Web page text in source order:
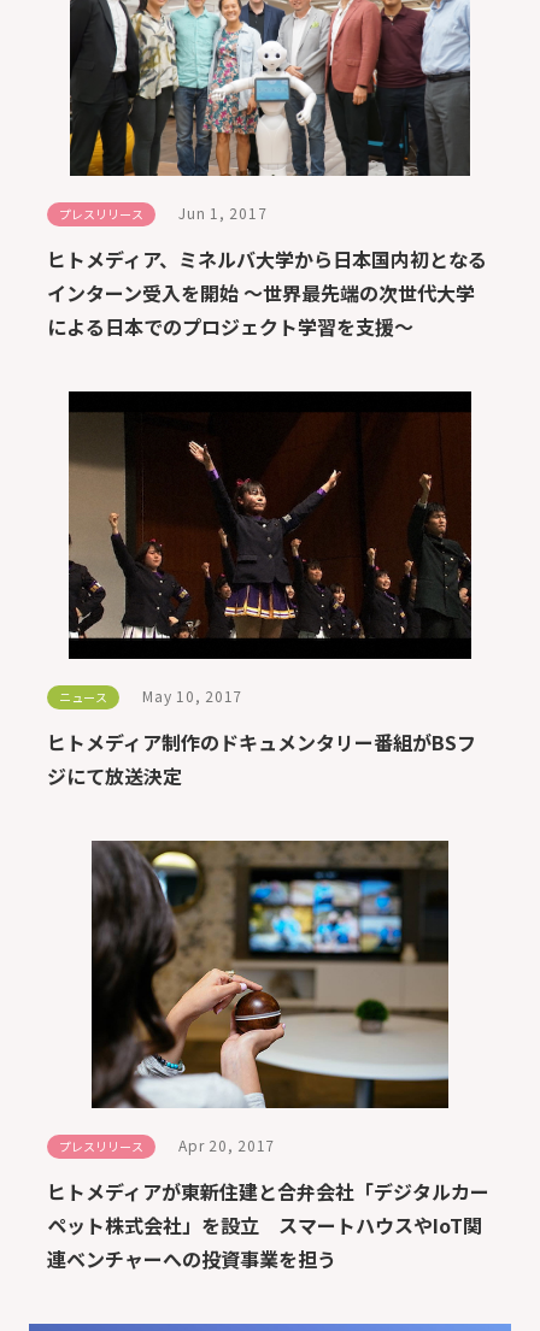
プレスリリース Jun 1, 2017
ヒトメディア、ミネルバ大学から日本国内初となる
インターン受入を開始 〜世界最先端の次世代大学
による日本でのプロジェクト学習を支援〜
ニュース May 10, 2017
ヒトメディア制作のドキュメンタリー番組がBSフ
ジにて放送決定
プレスリリース Apr 20, 2017
ヒトメディアが東新住建と合弁会社「デジタルカー
ペット株式会社」を設立 スマートハウスやIoT関
連ベンチャーへの投資事業を担う